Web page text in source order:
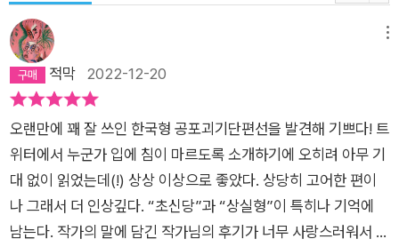
적막 2022-12-20
오랜만에 꽤 잘 쓰인 한국형 공포괴기단편선을 발견해 기쁘다! 트
위터에서 누군가 입에 침이 마르도록 소개하기에 오히려 아무 기
대 없이 읽었는데(!) 상상 이상으로 좋았다. 상당히 고어한 편이
나 그래서 더 인상깊다. “초신당”과 “상실형”이 특히나 기억에
남는다. 작가의 말에 담긴 작가님의 후기가 너무 사랑스러워서 다